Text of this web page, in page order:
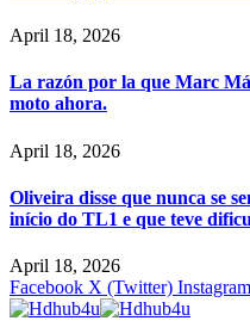
April 18, 2026
La razón por la que Marc
moto ahora.
April 18, 2026
Oliveira disse que nunca se
início do TL1 e que teve
April 18, 2026
Facebook X (Twitter) Instagram